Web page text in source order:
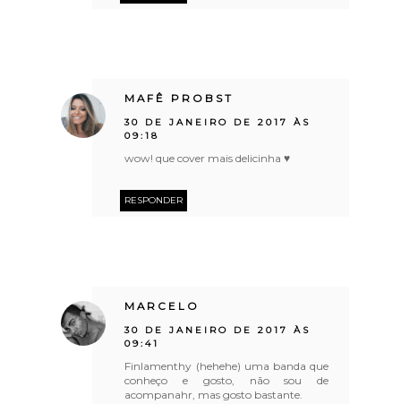
MAFÊ PROBST
30 DE JANEIRO DE 2017 ÀS
09:18
wow! que cover mais delicinha ♥
RESPONDER
MARCELO
30 DE JANEIRO DE 2017 ÀS
09:41
Finlamenthy (hehehe) uma banda que
conheço e gosto, não sou de
acompanahr, mas gosto bastante.